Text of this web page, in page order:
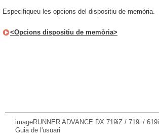
Especifiqueu les opcions del dispositiu de memòria.
<Opcions dispositiu de memòria>
imageRUNNER ADVANCE DX 719iZ / 719i /
Guia de l'usuari